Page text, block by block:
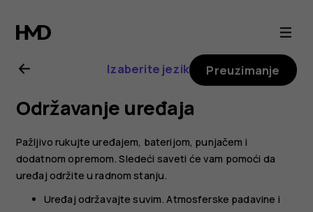
Nokia
G20
uputstvo
za
korisnike
Izaberite jezik Preuzimanje
Održavanje uređaja
Pažljivo rukujte uređajem, baterijom, punjačem i
dodatnom opremom. Sledeći saveti će vam pomoći da
uređaj održite u radnom stanju.
Uređaj održavajte suvim. Atmosferske padavine i